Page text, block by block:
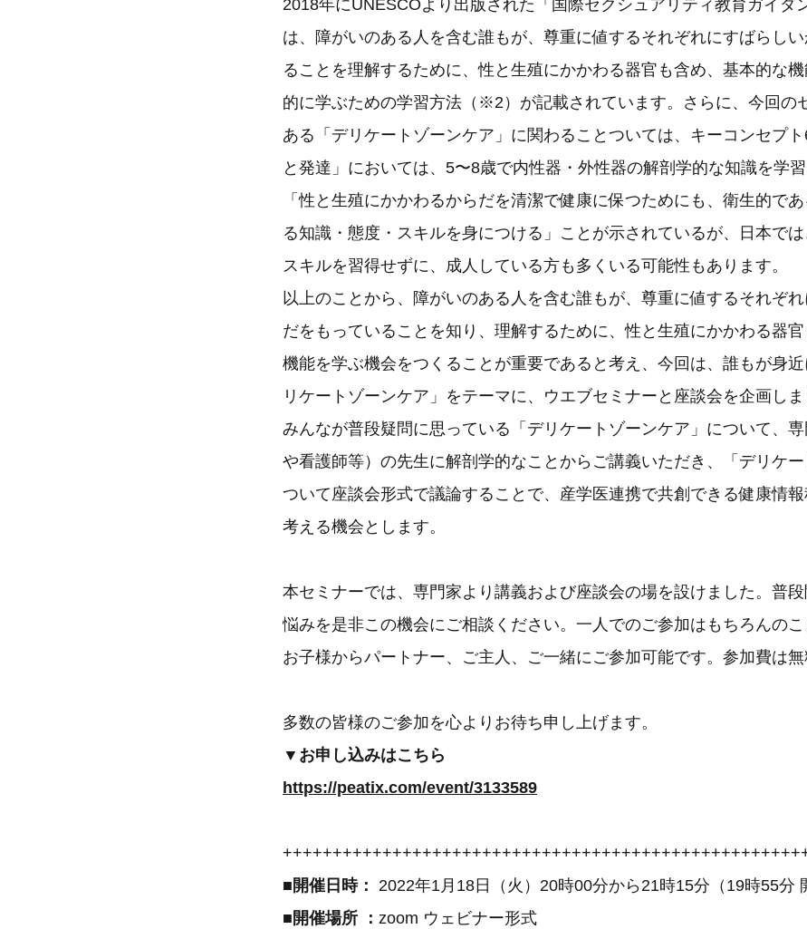
2018年にUNESCOより出版された「国際セクシュアリティ教育ガイダ
は、障がいのある人を含む誰もが、尊重に値するそれぞれにすばらし
ることを理解するために、性と生殖にかかわる器官も含め、基本的な
的に学ぶための学習方法（※2）が記載されています。さらに、今回の
ある「デリケートゾーンケア」に関わることついては、キーコンセプ
と発達」においては、5〜8歳で内性器・外性器の解剖学的な知識を学
「性と生殖にかかわるからだを清潔で健康に保つためにも、衛生的で
る知識・態度・スキルを身につける」ことが示されているが、日本で
スキルを習得せずに、成人している方も多くいる可能性もあります。
以上のことから、障がいのある人を含む誰もが、尊重に値するそれぞ
だをもっていることを知り、理解するために、性と生殖にかかわる器
機能を学ぶ機会をつくることが重要であると考え、今回は、誰もが身
リケートゾーンケア」をテーマに、ウエブセミナーと座談会を企画しま
みんなが普段疑問に思っている「デリケートゾーンケア」について、
や看護師等）の先生に解剖学的なことからご講義いただき、「デリケ
ついて座談会形式で議論することで、産学医連携で共創できる健康情
考える機会とします。
本セミナーでは、専門家より講義および座談会の場を設けました。普
悩みを是非この機会にご相談ください。一人でのご参加はもちろんの
お子様からパートナー、ご主人、ご一緒にご参加可能です。参加費は無
多数の皆様のご参加を心よりお待ち申し上げます。
▼お申し込みはこちら
https://peatix.com/event/3133589
■開催日時： 2022年1月18日（火）20時00分から21時15分（19時55分
■開催場所 ： zoom ウェビナー形式